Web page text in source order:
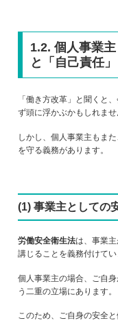
1.2. 個人事業
と「自己責任」
「働き方改革」と聞くと
ず頭に浮かぶかもしれませ
しかし、個人事業主もま
を守る義務があります。
(1) 事業主としての
労働安全衛生法は、事業
講じることを義務付けてい
個人事業主の場合、ご自
う二重の立場にあります。
このため、ご自身の安全